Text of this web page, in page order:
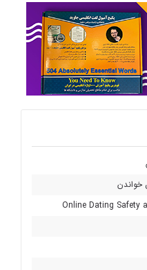
خواندن
Online Dating Safety